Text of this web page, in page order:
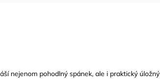
nejenom pohodlný spánek, ale i praktický